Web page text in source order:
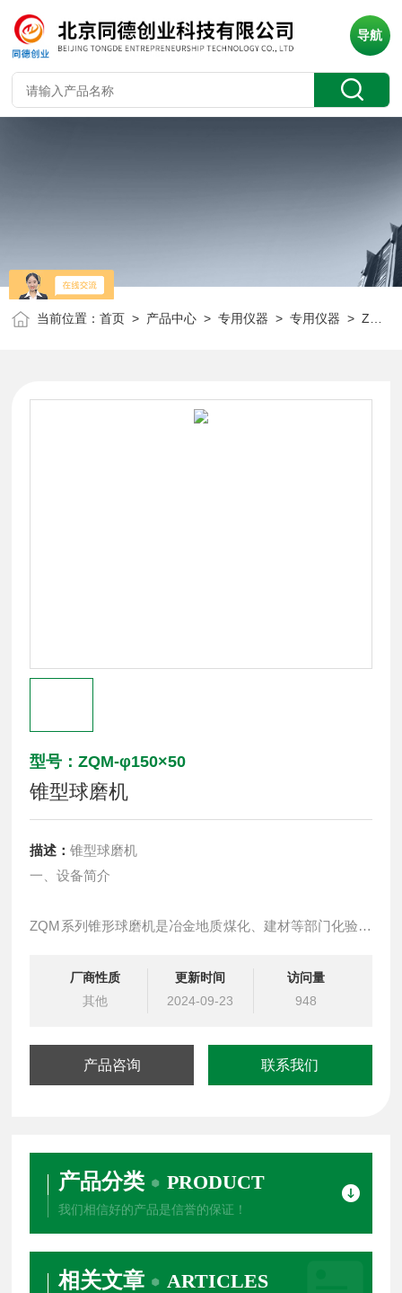
导航
当前位置：首页 > 产品中心 >专用仪器 >专用仪器 > ZQM-φ150×50锥型球磨机
型号：ZQM-φ150×50
锥型球磨机
描述：锥型球磨机
一、设备简介
ZQM系列锥形球磨机是冶金地质煤化、建材等部门化验室
配套使用的设备,以体积小巧，操作便利，工作效率确切而
深受相关部门工作人员的青睐.
厂商性质
其他
更新时间
2024-09-23
访问量
948
产品咨询 联系我们
产品分类 PRODUCT
我们相信好的产品是信誉的保证！
相关文章 ARTICLES